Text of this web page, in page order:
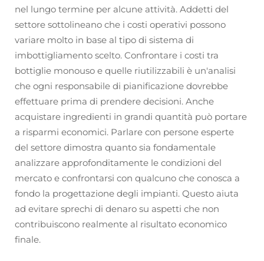
nel lungo termine per alcune attività. Addetti del
settore sottolineano che i costi operativi possono
variare molto in base al tipo di sistema di
imbottigliamento scelto. Confrontare i costi tra
bottiglie monouso e quelle riutilizzabili è un'analisi
che ogni responsabile di pianificazione dovrebbe
effettuare prima di prendere decisioni. Anche
acquistare ingredienti in grandi quantità può portare
a risparmi economici. Parlare con persone esperte
del settore dimostra quanto sia fondamentale
analizzare approfonditamente le condizioni del
mercato e confrontarsi con qualcuno che conosca a
fondo la progettazione degli impianti. Questo aiuta
ad evitare sprechi di denaro su aspetti che non
contribuiscono realmente al risultato economico
finale.